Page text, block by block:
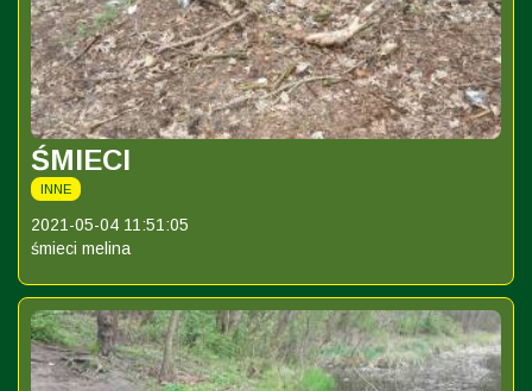
ŚMIECI
INNE
2021-05-04 11:51:05
śmieci melina